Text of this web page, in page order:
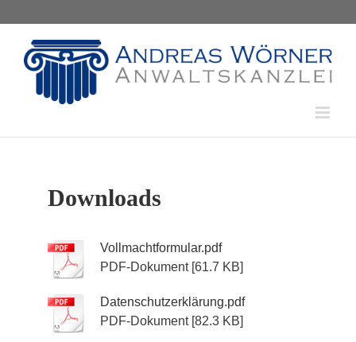
content
Downloads
Vollmachtformular.pdf
PDF-Dokument [61.7 KB]
Datenschutzerklärung.pdf
PDF-Dokument [82.3 KB]